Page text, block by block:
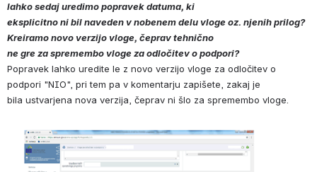
lahko sedaj uredimo popravek datuma, ki
eksplicitno ni bil naveden v nobenem delu vloge oz. njenih prilog?
Kreiramo novo verzijo vloge, čeprav tehnično
ne gre za spremembo vloge za odločitev o podpori?
Popravek lahko uredite le z novo verzijo vloge za odločitev o
podpori "NIO", pri tem pa v komentarju zapišete, zakaj je
bila ustvarjena nova verzija, čeprav ni šlo za spremembo vloge.
Open